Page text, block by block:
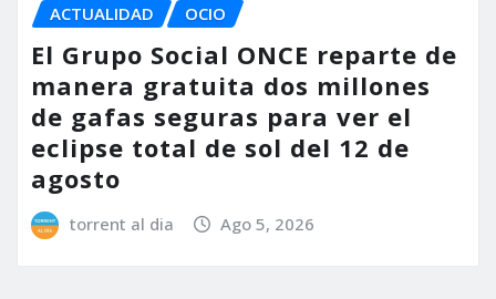
ACTUALIDAD OCIO
El Grupo Social ONCE reparte de
manera gratuita dos millones
de gafas seguras para ver el
eclipse total de sol del 12 de
agosto
torrent al dia Ago 5, 2026